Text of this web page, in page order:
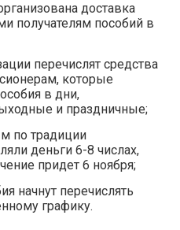
доставка
получателям пособий в
перечислят средства
которые
в дни,
и праздничные;
по традиции
деньги 6-8 числах,
придет 6 ноября;
начнут перечислять
графику.